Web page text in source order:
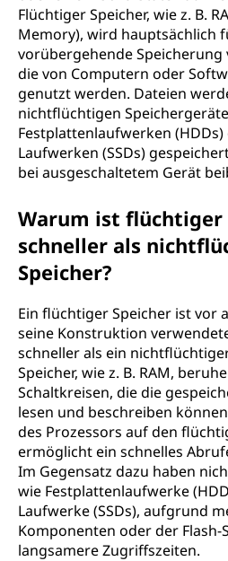
Flüchtiger Speicher, wie z. B.
Memory), wird hauptsächlich
vorübergehende Speicherung
die von Computern oder
genutzt werden. Dateien
nichtflüchtigen
Festplattenlaufwerken
Laufwerken (SSDs)
bei ausgeschaltetem Gerät
Warum ist flüchtiger
schneller als
Speicher?
Ein flüchtiger Speicher ist vor
seine Konstruktion
schneller als ein
Speicher, wie z. B. RAM,
Schaltkreisen, die die
lesen und beschreiben
des Prozessors auf den
ermöglicht ein schnelles
Im Gegensatz dazu haben
wie Festplattenlaufwerke
Laufwerke (SSDs), aufgrund
Komponenten oder der
langsamere Zugriffszeiten.